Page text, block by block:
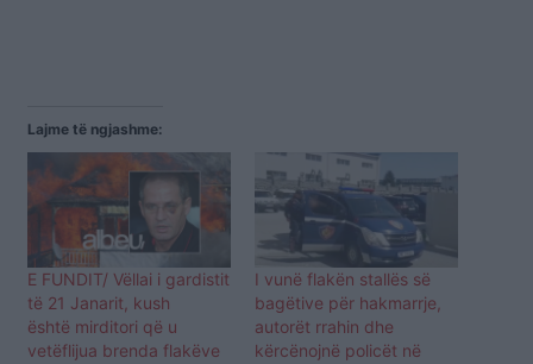
Lajme të ngjashme:
E FUNDIT/ Vëllai i gardistit
të 21 Janarit, kush
është mirditori që u
vetëflijua brenda flakëve
I vunë flakën stallës së
bagëtive për hakmarrje,
autorët rrahin dhe
kërcënojnë policët në